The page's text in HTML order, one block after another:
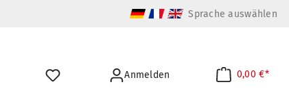
Sprache auswählen
Anmelden 0,00 €*